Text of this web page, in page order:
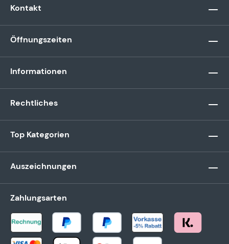
Kontakt
Öffnungszeiten
Informationen
Rechtliches
Top Kategorien
Auszeichnungen
Zahlungsarten